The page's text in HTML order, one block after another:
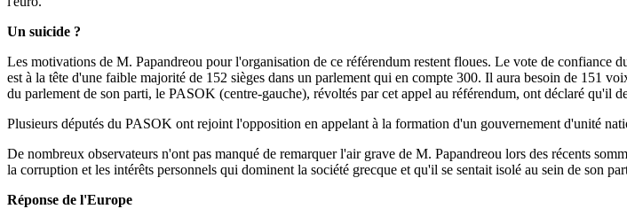
Un suicide ?
Les motivations de M. Papandreou pour l'organisation de ce référendum restent floues. Le vote de
est à la tête d'une faible majorité de 152 sièges dans un parlement qui en compte 300. Il aura besoin de 151
du parlement de son parti, le PASOK (centre-gauche), révoltés par cet appel au référendum, ont déclaré qu'il
Plusieurs députés du PASOK ont rejoint l'opposition en appelant à la formation d'un gouvernement d'unité
De nombreux observateurs n'ont pas manqué de remarquer l'air grave de M. Papandreou lors des récents
la corruption et les intérêts personnels qui dominent la société grecque et qu'il se sentait isolé au sein de son
Réponse de l'Europe